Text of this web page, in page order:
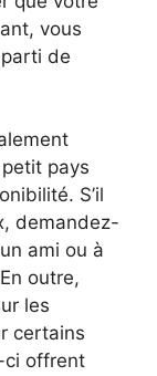
vous
de
pays
S’il
demandez-
ami ou à
outre,
les
certains
ci offrent